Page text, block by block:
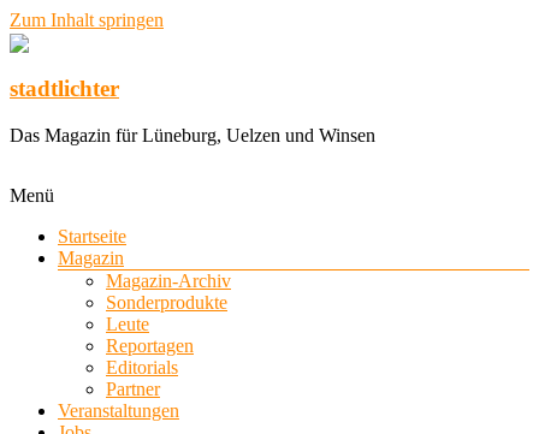
Zum Inhalt springen
stadtlichter
Das Magazin für Lüneburg, Uelzen und Winsen
Menü
Startseite
Magazin
Magazin-Archiv
Sonderprodukte
Leute
Reportagen
Editorials
Partner
Veranstaltungen